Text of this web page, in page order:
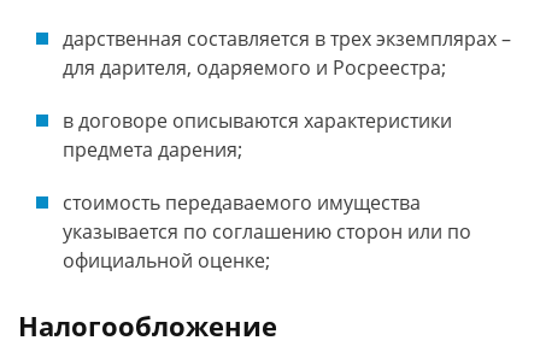
дарственная составляется в трех экземплярах –
для дарителя, одаряемого и Росреестра;
в договоре описываются характеристики
предмета дарения;
стоимость передаваемого имущества
указывается по соглашению сторон или по
официальной оценке;
Налогообложение